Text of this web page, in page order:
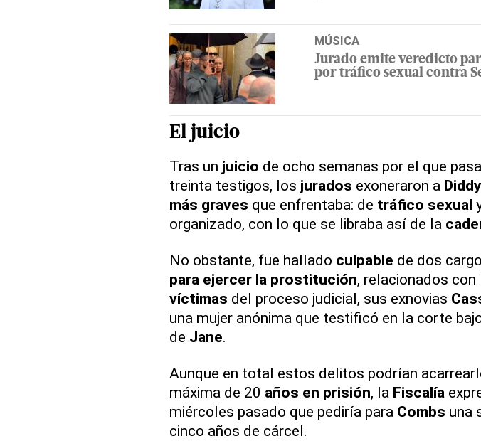
MÚSICA
Jurado emite veredicto
por tráfico sexual contra
El juicio
Tras un juicio de ocho semanas por el que
treinta testigos, los jurados exoneraron a Diddy
más graves que enfrentaba: de tráfico sexual
organizado, con lo que se libraba así de la
No obstante, fue hallado culpable de dos
para ejercer la prostitución, relacionados
víctimas del proceso judicial, sus exnovias
una mujer anónima que testificó en la corte
de Jane.
Aunque en total estos delitos podrían
máxima de 20 años en prisión, la Fiscalía
miércoles pasado que pediría para Combs una
cinco años de cárcel.